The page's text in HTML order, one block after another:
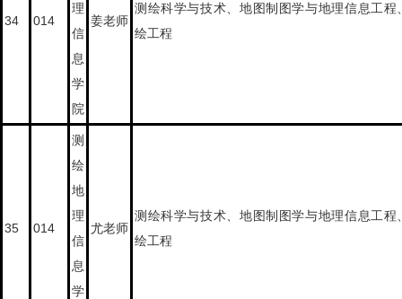
34 014
理
信
息
学
院
姜老师
测绘科学与技术、地图制图学与地理信息工程
绘工程
35 014
测
绘
地
理
信
息
学
尤老师
测绘科学与技术、地图制图学与地理信息工程
绘工程